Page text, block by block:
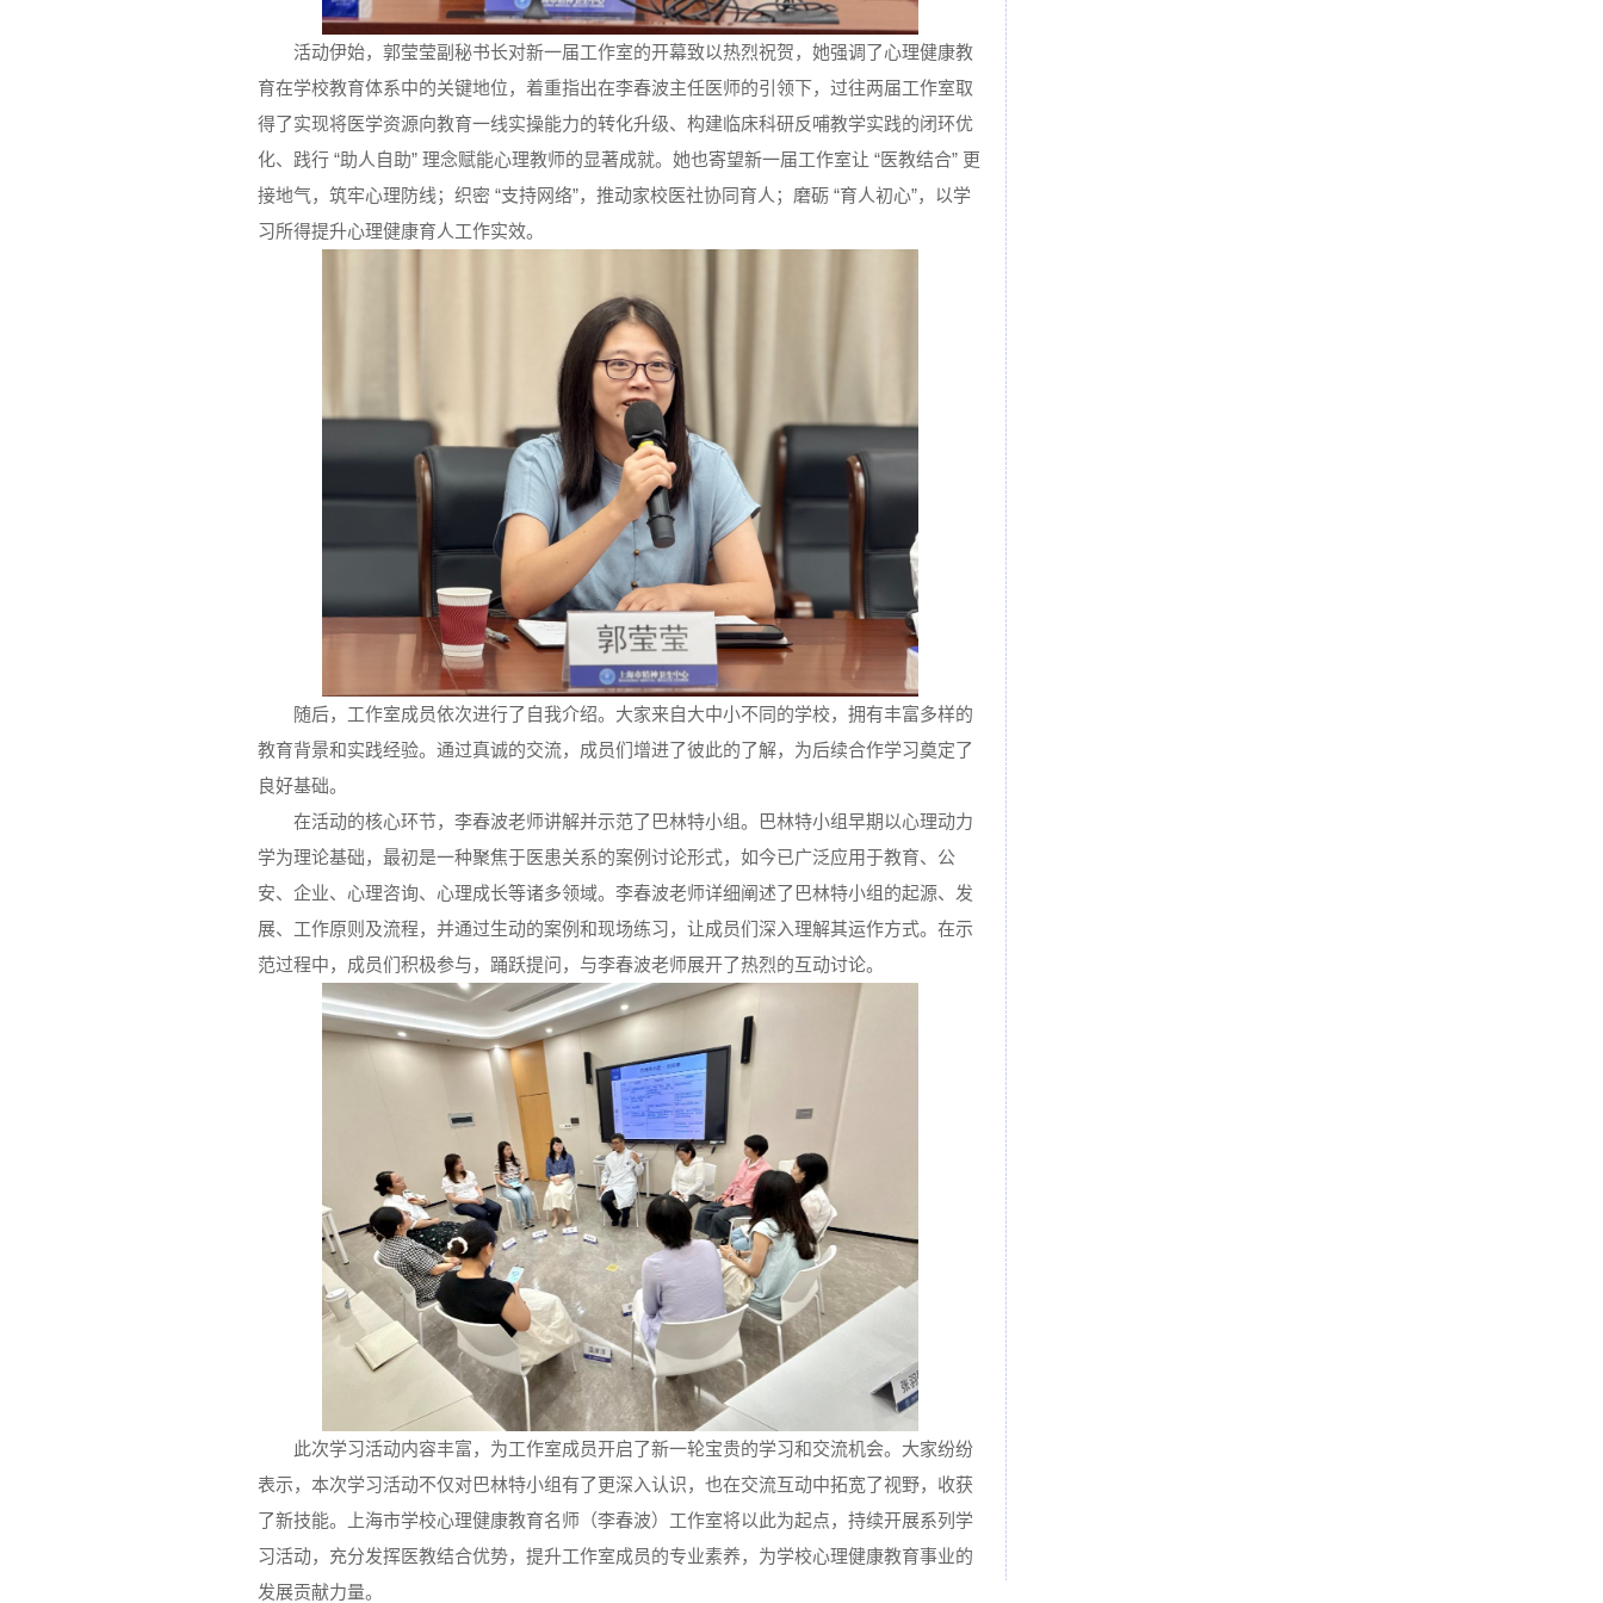
活动伊始，郭莹莹副秘书长对新一届工作室的开幕致以热烈祝贺，她强调了心理健康教
育在学校教育体系中的关键地位，着重指出在李春波主任医师的引领下，过往两届工作室取
得了实现将医学资源向教育一线实操能力的转化升级、构建临床科研反哺教学实践的闭环优
化、践行 “助人自助” 理念赋能心理教师的显著成就。她也寄望新一届工作室让 “医教结合” 更
接地气，筑牢心理防线；织密 “支持网络”，推动家校医社协同育人；磨砺 “育人初心”，以学
习所得提升心理健康育人工作实效。
随后，工作室成员依次进行了自我介绍。大家来自大中小不同的学校，拥有丰富多样的
教育背景和实践经验。通过真诚的交流，成员们增进了彼此的了解，为后续合作学习奠定了
良好基础。
在活动的核心环节，李春波老师讲解并示范了巴林特小组。巴林特小组早期以心理动力
学为理论基础，最初是一种聚焦于医患关系的案例讨论形式，如今已广泛应用于教育、公
安、企业、心理咨询、心理成长等诸多领域。李春波老师详细阐述了巴林特小组的起源、发
展、工作原则及流程，并通过生动的案例和现场练习，让成员们深入理解其运作方式。在示
范过程中，成员们积极参与，踊跃提问，与李春波老师展开了热烈的互动讨论。
此次学习活动内容丰富，为工作室成员开启了新一轮宝贵的学习和交流机会。大家纷纷
表示，本次学习活动不仅对巴林特小组有了更深入认识，也在交流互动中拓宽了视野，收获
了新技能。上海市学校心理健康教育名师（李春波）工作室将以此为起点，持续开展系列学
习活动，充分发挥医教结合优势，提升工作室成员的专业素养，为学校心理健康教育事业的
发展贡献力量。